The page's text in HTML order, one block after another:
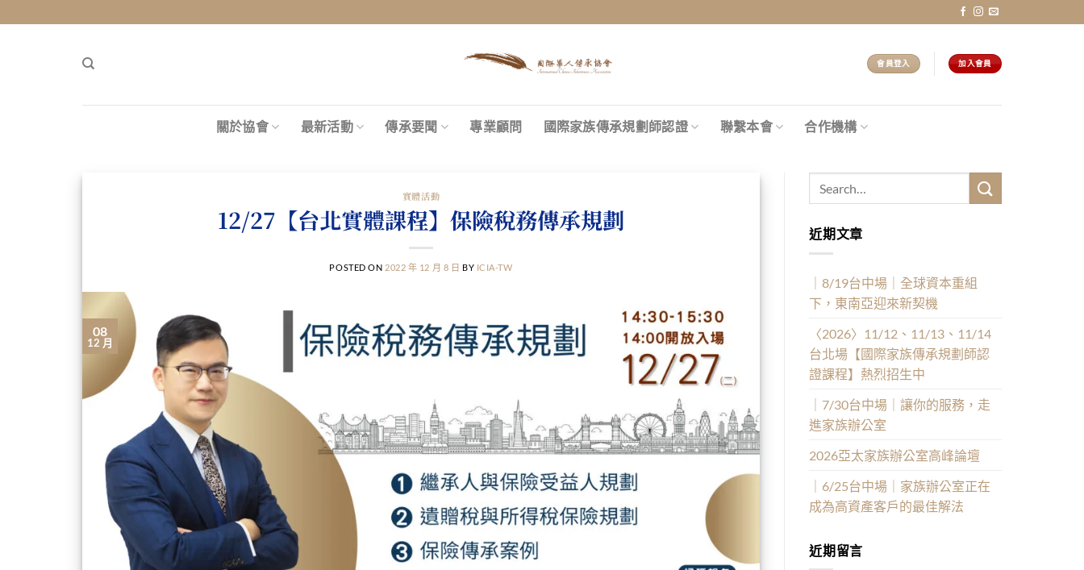
會員登入 加入會員
關於協會 最新活動 傳承要聞 專業顧問 國際家族傳承規劃師認證 聯繫本會 合作機構
實體活動
12/27【台北實體課程】保險稅務傳承規劃
POSTED ON 2022 年 12 月 8 日 BY ICIA-TW
08
12 月
近期文章
｜8/19台中場｜全球資本重組
下，東南亞迎來新契機
〈2026〉11/12、11/13、11/14
台北場【國際家族傳承規劃師認
證課程】熱烈招生中
｜7/30台中場｜讓你的服務，走
進家族辦公室
2026亞太家族辦公室高峰論壇
｜6/25台中場｜家族辦公室正在
成為高資產客戶的最佳解法
近期留言